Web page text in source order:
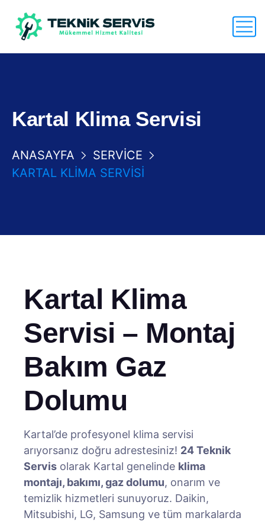
Kartal Klima Servisi
ANASAYFA
SERVICE
KARTAL KLIMA SERVISI
Kartal Klima
Servisi – Montaj
Bakım Gaz
Dolumu
Kartal’de profesyonel klima servisi
arıyorsanız doğru adrestesiniz! 24 Teknik
Servis olarak Kartal genelinde klima
montajı, bakımı, gaz dolumu, onarım ve
temizlik hizmetleri sunuyoruz. Daikin,
Mitsubishi, LG, Samsung ve tüm markalarda